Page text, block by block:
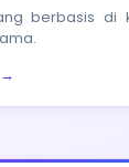
berbasis di
→